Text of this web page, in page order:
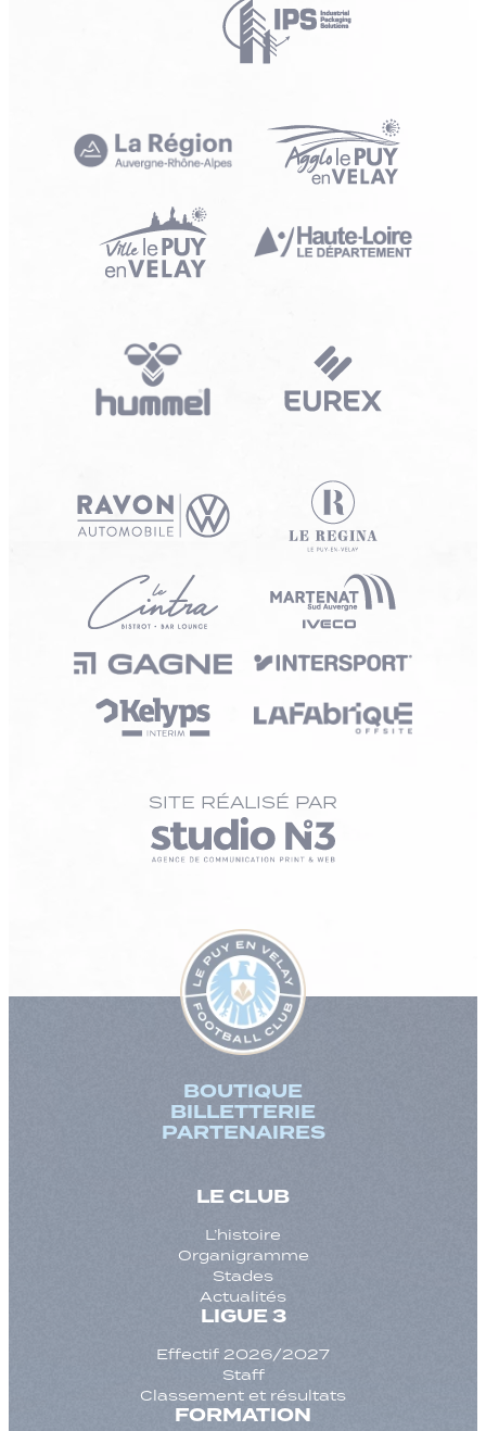
SITE RÉALISÉ PAR
BOUTIQUE
BILLETTERIE
PARTENAIRES
LE CLUB
L’histoire
Organigramme
Stades
Actualités
LIGUE 3
Effectif 2026/2027
Staff
Classement et résultats
FORMATION